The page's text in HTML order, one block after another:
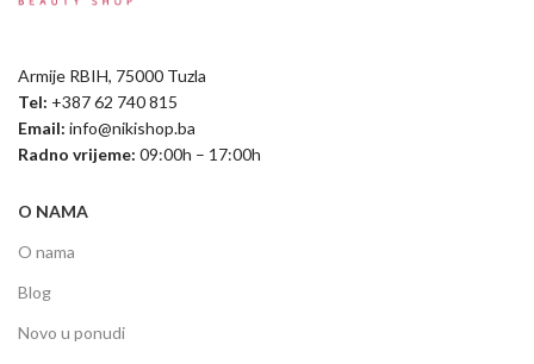
Armije RBIH, 75000 Tuzla
Tel: +387 62 740 815
Email: info@nikishop.ba
Radno vrijeme: 09:00h – 17:00h
O NAMA
O nama
Blog
Novo u ponudi